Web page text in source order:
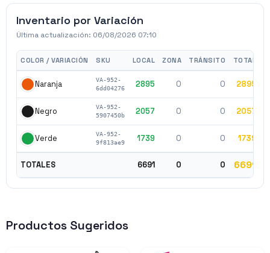
Inventario por Variación
Última actualización: 06/08/2026 07:10
COLOR / VARIACIÓN SKU LOCAL ZONA TRÁNSITO TOTAL
Naranja
VA-952-
6dd04276
2895 0 0 2895
Negro
VA-952-
5907450b
2057 0 0 2057
Verde
VA-952-
9f813ae9
1739 0 0 1739
TOTALES 6691 0 0 6691
Productos Sugeridos